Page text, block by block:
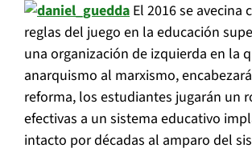
El 2016 se
reglas del juego en la educación
una organización de izquierda en la
anarquismo al marxismo,
reforma, los estudiantes jugarán un
efectivas a un sistema educativo
intacto por décadas al amparo del